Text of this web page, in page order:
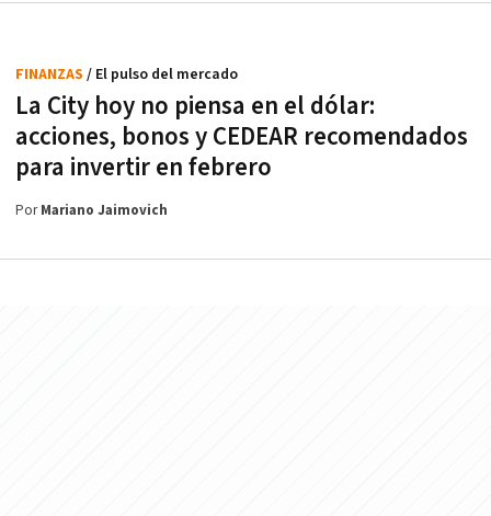
La City hoy no piensa en el dólar:
acciones, bonos y CEDEAR recomendados
para invertir en febrero
FINANZAS / El pulso del mercado
PorMariano Jaimovich